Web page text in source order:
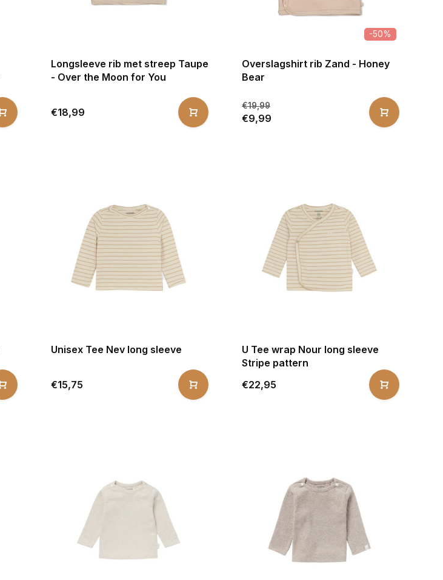
Longsleeve rib met streep Taupe
- Over the Moon for You
€18,99
-50%
Overslagshirt rib Zand - Honey
Bear
€19,99
€9,99
Unisex Tee Nev long sleeve
€15,75
U Tee wrap Nour long sleeve
Stripe pattern
€22,95